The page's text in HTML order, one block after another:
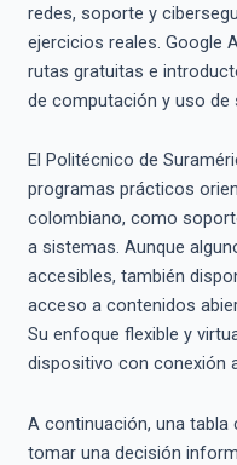
redes, soporte y
ejercicios reales. Google
rutas gratuitas e
de computación y uso
El Politécnico de
programas prácticos
colombiano, como
a sistemas. Aunque
accesibles, también
acceso a contenidos
Su enfoque flexible y
dispositivo con conexión
A continuación, una
tomar una decisión